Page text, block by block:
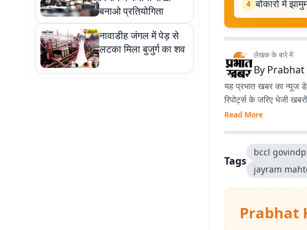
बनाओ प्रतियोगिता
नावाडीह जंगल में पेड़ से
लटका मिला बुजुर्ग का शव
4 बोकारो में
लेखक के बारे में
By Prabhat
यह प्रभात खबर का न्यूज
रिपोर्ट्स के जरिए भेजी
Read More
Tags
bccl
jayram
Prabhat